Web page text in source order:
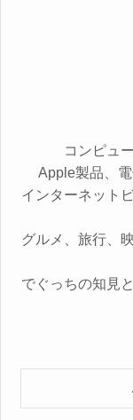
コンピュ
Apple製品、
インターネット
グルメ、旅行、
でぐっちの知見